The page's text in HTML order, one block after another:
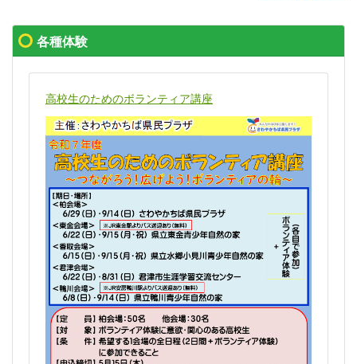
各種体験
高校生のためのボランティア講座